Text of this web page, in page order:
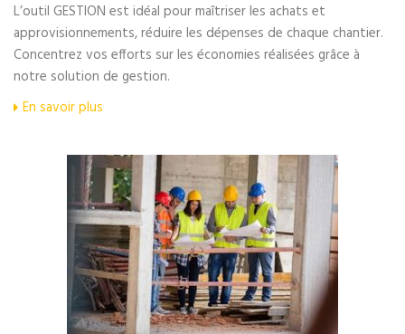
L’outil GESTION est idéal pour maîtriser les achats et
approvisionnements, réduire les dépenses de chaque chantier.
Concentrez vos efforts sur les économies réalisées grâce à
notre solution de gestion.
En savoir plus